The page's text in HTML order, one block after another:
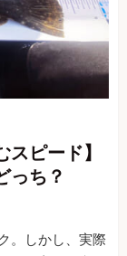
ピード】
っち？
。しかし、実際